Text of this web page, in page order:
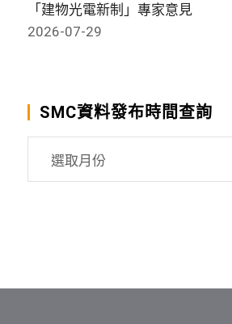
「建物光電新制」專家意見
2026-07-29
SMC資料發布時間查詢